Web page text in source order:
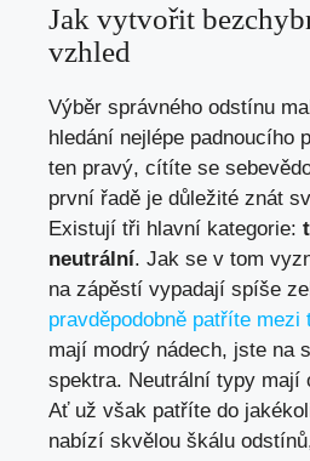
Jak vytvořit
vzhled
Výběr správného odstínu
hledání nejlépe padnoucího
ten pravý, cítíte se
první řadě je důležité znát
Existují tři hlavní kategorie:
neutrální. Jak se v tom
na zápěstí vypadají spíše
pravděpodobně patříte mezi
mají modrý nádech, jste na
spektra. Neutrální typy mají
Ať už však patříte do
nabízí skvělou škálu